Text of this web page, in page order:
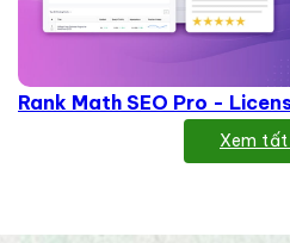
Rank Math SEO Pro -
Xem